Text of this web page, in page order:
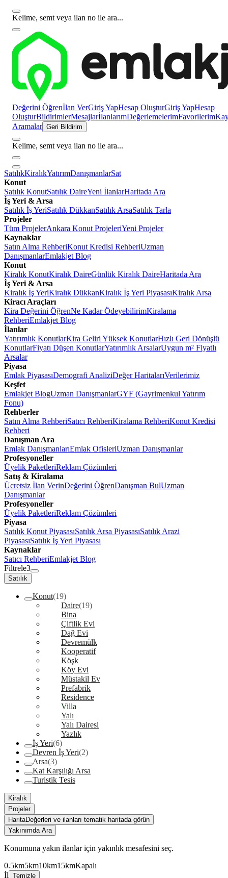
Kelime, semt veya ilan no ile ara...
Değerini Öğrenİlan VerGiriş YapHesap OluşturGiriş YapHesap
OluşturBildirimlerMesajlarİlanlarımDeğerlemelerimFavorilerim
Aramalar Geri Bildirim
Kelime, semt veya ilan no ile ara...
SatılıkKiralıkYatırımDanışmanlarSat
Konut
Satılık KonutSatılık DaireYeni İlanlarHaritada Ara
İş Yeri & Arsa
Satılık İş YeriSatılık DükkanSatılık ArsaSatılık Tarla
Projeler
Tüm ProjelerAnkara Konut ProjeleriYeni Projeler
Kaynaklar
Satın Alma RehberiKonut Kredisi RehberiUzman
DanışmanlarEmlakjet Blog
Konut
Kiralık KonutKiralık DaireGünlük Kiralık DaireHaritada Ara
İş Yeri & Arsa
Kiralık İş YeriKiralık DükkanKiralık İş Yeri PiyasasıKiralık Arsa
Kiracı Araçları
Kira Değerini ÖğrenNe Kadar ÖdeyebilirimKiralama
RehberiEmlakjet Blog
İlanlar
Yatırımlık KonutlarKira Geliri Yüksek KonutlarHızlı Geri Dönüşlü
KonutlarFiyatı Düşen KonutlarYatırımlık ArsalarUygun m² Fiyatlı
Arsalar
Piyasa
Emlak PiyasasıDemografi AnaliziDeğer HaritalarıVerilerimiz
Keşfet
Emlakjet BlogUzman DanışmanlarGYF (Gayrimenkul Yatırım
Fonu)
Rehberler
Satın Alma RehberiSatıcı RehberiKiralama RehberiKonut Kredisi
Rehberi
Danışman Ara
Emlak DanışmanlarıEmlak OfisleriUzman Danışmanlar
Profesyoneller
Üyelik PaketleriReklam Çözümleri
Satış & Kiralama
Ücretsiz İlan VerinDeğerini ÖğrenDanışman BulUzman
Danışmanlar
Profesyoneller
Üyelik PaketleriReklam Çözümleri
Piyasa
Satılık Konut PiyasasıSatılık Arsa PiyasasıSatılık Arazi
PiyasasıSatılık İş Yeri Piyasası
Kaynaklar
Satıcı RehberiEmlakjet Blog
Filtrele3
Satılık
Konut(19)
Daire(19)
Bina
Çiftlik Evi
Dağ Evi
Devremülk
Kooperatif
Köşk
Köy Evi
Müstakil Ev
Prefabrik
Residence
Villa
Yalı
Yalı Dairesi
Yazlık
İş Yeri(6)
Devren İş Yeri(2)
Arsa(3)
Kat Karşılığı Arsa
Turistik Tesis
Kiralık
Projeler
HaritaDeğerleri ve ilanları tematik haritada görün
Yakınımda Ara
Konumuna yakın ilanlar için yakınlık mesafesini seç.
0.5km5km10km15kmKapalı
İl Temizle